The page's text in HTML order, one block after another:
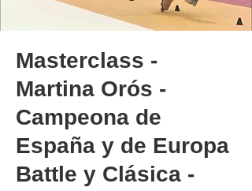
Masterclass -
Martina Orós -
Campeona de
España y de Europa
Battle y Clásica -